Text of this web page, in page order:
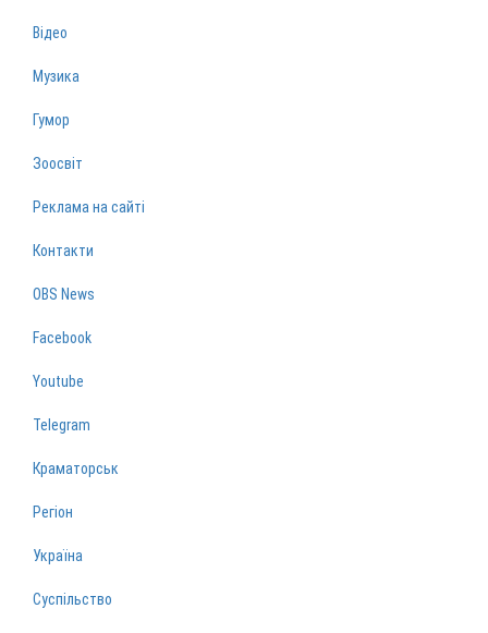
Відео
Музика
Гумор
Зоосвіт
Реклама на сайті
Контакти
OBS News
Facebook
Youtube
Telegram
Краматорськ
Регіон
Україна
Суспільство